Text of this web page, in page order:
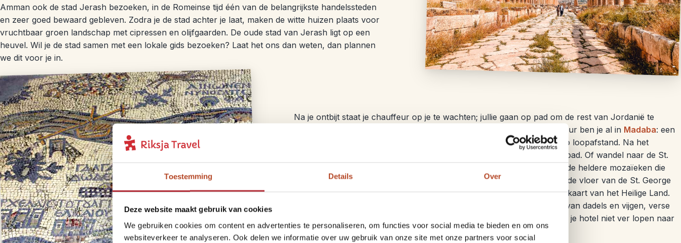
Toestemming Details Over
Deze website maakt gebruik van cookies
We gebruiken cookies om content en advertenties te personaliseren, om functies voor social media te bieden en om ons
websiteverkeer te analyseren. Ook delen we informatie over uw gebruik van onze site met onze partners voor social
Amman ook de stad Jerash bezoeken, in de Romeinse tijd één van de belangrijkste handelssteden
en zeer goed bewaard gebleven. Zodra je de stad achter je laat, maken de witte huizen plaats voor
vruchtbaar groen landschap met cipressen en olijfgaarden. De oude stad van Jerash ligt op een
heuvel. Wil je de stad samen met een lokale gids bezoeken? Laat het ons dan weten, dan plannen
we dit voor je in.
Na je ontbijt staat je chauffeur op je te wachten; jullie gaan op pad om de rest van Jordanië te
verkennen. De wegen zijn goed (hier en daar een kuil) en in een klein uur ben je al in Madaba: een
kleine provinciestad. Je overnacht nét buiten het centrum, maar wel op loopafstand. Na het
inchecken kun je op het dakterras gaan zitten of afkoelen in het zwembad. Of wandel naar de St.
George Church en het Madaba Archeologisch Park. Hier bewonder je de heldere mozaïeken die
pas aan het begin van de 19e eeuw zijn herontdekt. Op de mozaïek op de vloer van de St. George
Church is namelijk de oudste kaart van Palestina afgebeeld, een wegenkaart van het Heilige Land.
Wandel daarna door het centrum en geniet op een krukje op de stoep van dadels en vijgen, verse
muntthee of een vers geperst granaatappelsap. ’s Avonds is het van uit je hotel niet ver lopen naar
restaurants waar je authentieke gerechten kunt proeven.